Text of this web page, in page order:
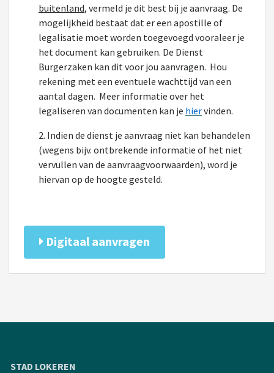
buitenland, vermeld je dit best bij je aanvraag. De
mogelijkheid bestaat dat er een apostille of
legalisatie moet worden toegevoegd vooraleer je
het document kan gebruiken. De Dienst
Burgerzaken kan dit voor jou aanvragen. Hou
rekening met een eventuele wachttijd van een
aantal dagen. Meer informatie over het
legaliseren van documenten kan je hiervinden.
2. Indien de dienst je aanvraag niet kan behandelen
(wegens bijv. ontbrekende informatie of het niet
vervullen van de aanvraagvoorwaarden), word je
hiervan op de hoogte gesteld.
Digitaal aanvragen
STAD LOKEREN